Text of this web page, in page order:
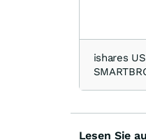
ishares
Lesen Sie